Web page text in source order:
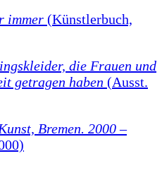
immer (Künstlerbuch,
die Frauen und
getragen haben (Ausst.
Bremen. 2000 –